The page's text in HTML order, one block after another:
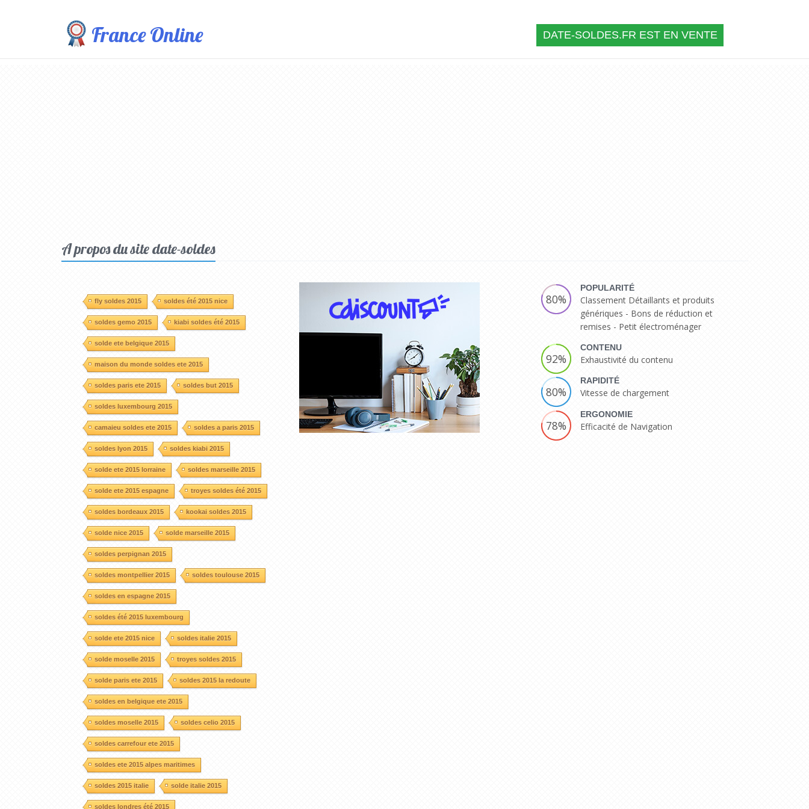
France Online DATE-SOLDES.FR EST EN VENTE
A propos du site date-soldes
fly soldes 2015 soldes été 2015 nice
soldes gemo 2015 kiabi soldes été 2015
solde ete belgique 2015
maison du monde soldes ete 2015
soldes paris ete 2015 soldes but 2015
soldes luxembourg 2015
camaieu soldes ete 2015 soldes a paris 2015
soldes lyon 2015 soldes kiabi 2015
solde ete 2015 lorraine soldes marseille 2015
solde ete 2015 espagne troyes soldes été 2015
soldes bordeaux 2015 kookai soldes 2015
solde nice 2015 solde marseille 2015
soldes perpignan 2015
soldes montpellier 2015 soldes toulouse 2015
soldes en espagne 2015
soldes été 2015 luxembourg
solde ete 2015 nice soldes italie 2015
solde moselle 2015 troyes soldes 2015
solde paris ete 2015 soldes 2015 la redoute
soldes en belgique ete 2015
soldes moselle 2015 soldes celio 2015
soldes carrefour ete 2015
soldes ete 2015 alpes maritimes
soldes 2015 italie solde italie 2015
soldes londres été 2015
80%
POPULARITÉ
Classement Détaillants et produits
génériques - Bons de réduction et
remises - Petit électroménager
92%
CONTENU
Exhaustivité du contenu
80%
RAPIDITÉ
Vitesse de chargement
78%
ERGONOMIE
Efficacité de Navigation